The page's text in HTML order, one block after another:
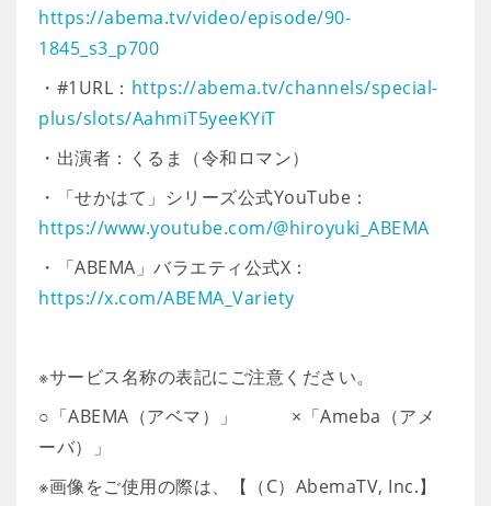
https://abema.tv/video/episode/90-
1845_s3_p700
・#1URL： https://abema.tv/channels/special-
plus/slots/AahmiT5yeeKYiT
・出演者：くるま（令和ロマン）
・「せかはて」シリーズ公式YouTube：
https://www.youtube.com/@hiroyuki_ABEMA
・「ABEMA」バラエティ公式X：
https://x.com/ABEMA_Variety
※サービス名称の表記にご注意ください。
○「ABEMA（アベマ）」 ×「Ameba（アメ
ーバ）」
※画像をご使用の際は、【（C）AbemaTV, Inc.】